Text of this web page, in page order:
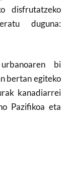
disfrutatzeko
duguna:
bi
bertan egiteko
kanadiarrei
Pazifikoa eta